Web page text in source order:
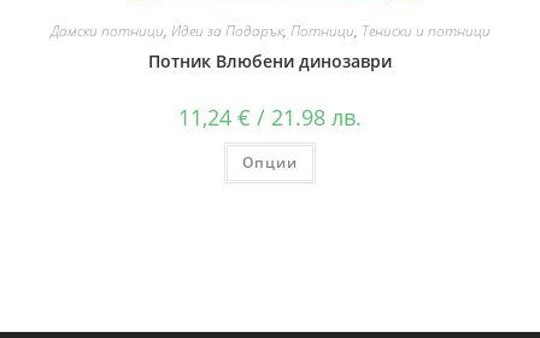
Дамски потници, Идеи за Подарък, Потници, Тениски и потници
Потник Влюбени динозаври
11,24 € / 21.98 лв.
Опции